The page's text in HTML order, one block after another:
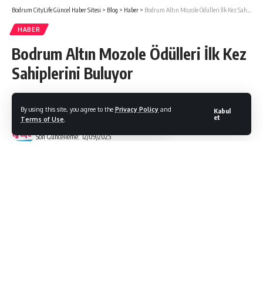
By using this site, you agree to the Privacy Policy and
Terms of Use
Kabul
et
Bodrum CityLife Güncel Haber Sitesi > Blog > Haber > Bodrum Altın Mozole Ödülleri İlk Kez Sahiplerini Buluyor
HABER
Bodrum Altın Mozole Ödülleri İlk Kez
Sahiplerini Buluyor
Son Güncelleme: 12/09/2025
Bodrum Citylife